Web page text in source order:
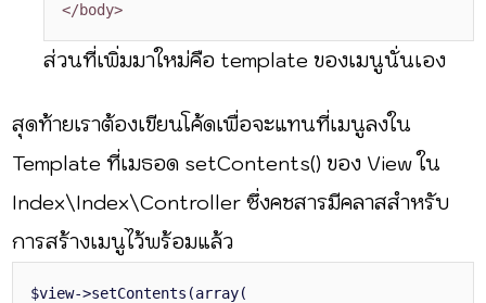
</body>
ส่วนที่เพิ่มมาใหม่คือ template ของเมนูนั่นเอง
สุดท้ายเราต้องเขียนโค้ดเพื่อจะแทนที่เมนูลงใน
Template ที่เมธอด setContents() ของ View ใน
Index\Index\Controller ซึ่งคชสารมีคลาสสำหรับ
การสร้างเมนูไว้พร้อมแล้ว
$view->setContents(array(